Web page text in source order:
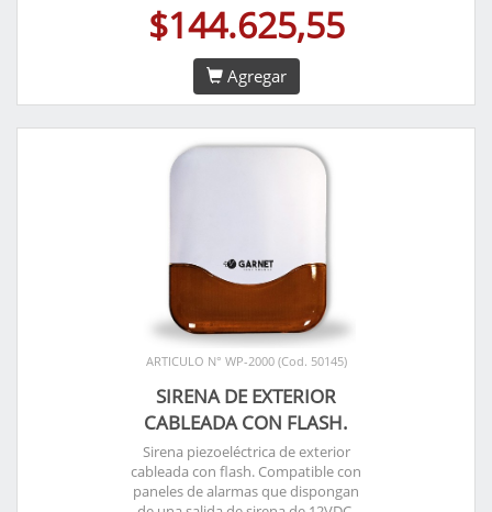
$144.625,55
Agregar
ARTICULO N° WP-2000 (Cod. 50145)
SIRENA DE EXTERIOR
CABLEADA CON FLASH.
Sirena piezoeléctrica de exterior
cableada con flash. Compatible con
paneles de alarmas que dispongan